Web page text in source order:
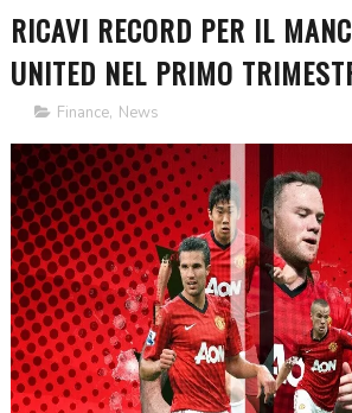
RICAVI RECORD PER IL
UNITED NEL PRIMO
Finance, News